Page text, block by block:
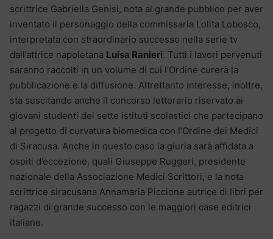
scrittrice Gabriella Genisi, nota al grande pubblico per aver
inventato il personaggio della commissaria Lolita Lobosco,
interpretata con straordinario successo nella serie tv
dall’attrice napoletana Luisa Ranieri. Tutti i lavori pervenuti
saranno raccolti in un volume di cui l’Ordine curerà la
pubblicazione e la diffusione. Altrettanto interesse, inoltre,
sta suscitando anche il concorso letterario riservato ai
giovani studenti dei sette istituti scolastici che partecipano
al progetto di curvatura biomedica con l’Ordine dei Medici
di Siracusa. Anche in questo caso la giuria sarà affidata a
ospiti d’eccezione, quali Giuseppe Ruggeri, presidente
nazionale della Associazione Medici Scrittori, e la nota
scrittrice siracusana Annamaria Piccione autrice di libri per
ragazzi di grande successo con le maggiori case editrici
italiane.